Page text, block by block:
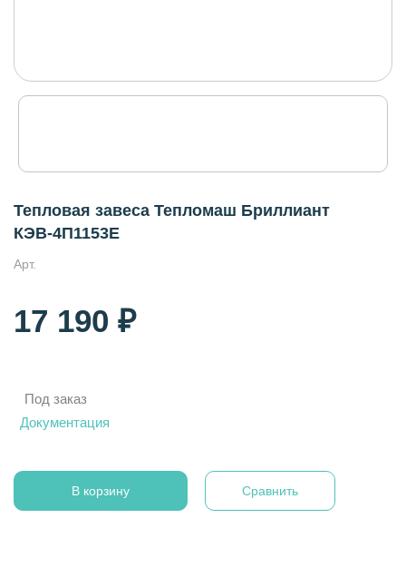
Тепловая завеса Тепломаш Бриллиант
КЭВ-4П1153E
Арт.
17 190 ₽
Под заказ
Документация
В корзину Сравнить